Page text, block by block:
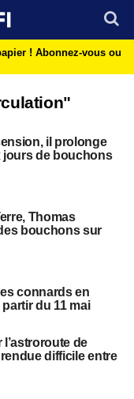
! Abonnez-vous ou
il prolonge
jours de bouchons
Thomas
bouchons sur
connards en
du 11 mai
de
difficile entre